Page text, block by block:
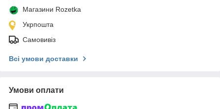
Магазини Rozetka
Укрпошта
Самовивіз
Всі умови доставки
Умови оплати